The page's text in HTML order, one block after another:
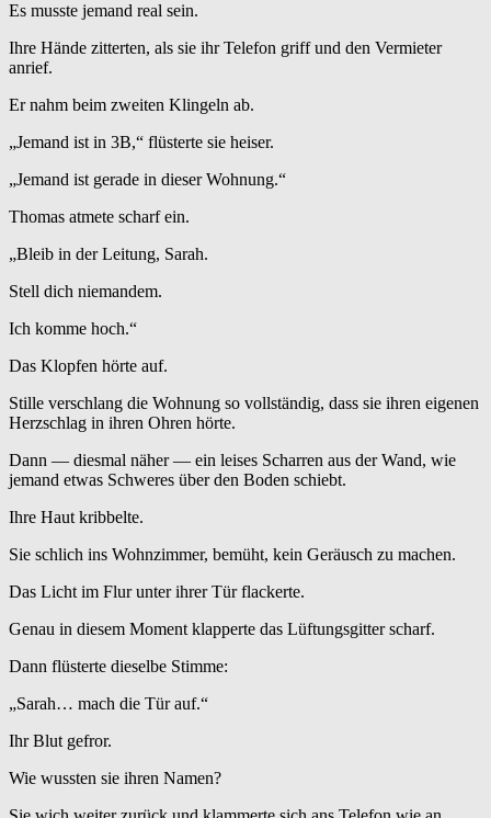
Es musste jemand real sein.
Ihre Hände zitterten, als sie ihr Telefon griff und den Vermieter
anrief.
Er nahm beim zweiten Klingeln ab.
„Jemand ist in 3B,“ flüsterte sie heiser.
„Jemand ist gerade in dieser Wohnung.“
Thomas atmete scharf ein.
„Bleib in der Leitung, Sarah.
Stell dich niemandem.
Ich komme hoch.“
Das Klopfen hörte auf.
Stille verschlang die Wohnung so vollständig, dass sie ihren eigenen
Herzschlag in ihren Ohren hörte.
Dann — diesmal näher — ein leises Scharren aus der Wand, wie
jemand etwas Schweres über den Boden schiebt.
Ihre Haut kribbelte.
Sie schlich ins Wohnzimmer, bemüht, kein Geräusch zu machen.
Das Licht im Flur unter ihrer Tür flackerte.
Genau in diesem Moment klapperte das Lüftungsgitter scharf.
Dann flüsterte dieselbe Stimme:
„Sarah… mach die Tür auf.“
Ihr Blut gefror.
Wie wussten sie ihren Namen?